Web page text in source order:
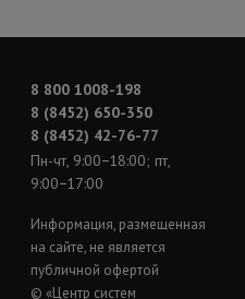
8 800 1008-198
8 (8452) 650-350
8 (8452) 42-76-77
Пн-чт, 9:00−18:00; пт,
9:00−17:00
Информация, размещенная
на сайте, не является
публичной офертой
© «Центр систем